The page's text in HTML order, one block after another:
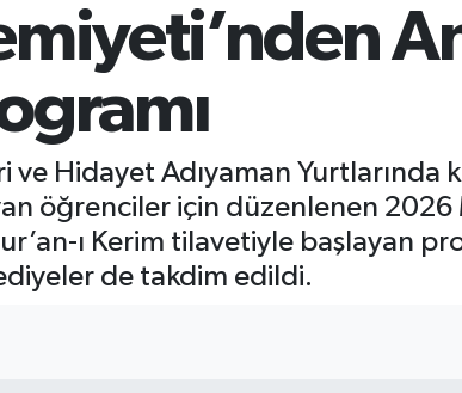
ve Hidayet Adıyaman Yurtlarında
öğrenciler için düzenlenen 2026
ı Kerim tilavetiyle başlayan
de takdim edildi.